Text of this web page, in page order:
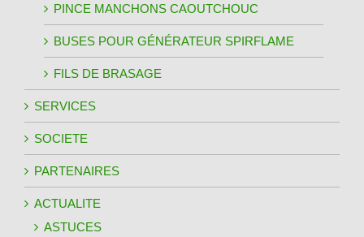
PINCE MANCHONS CAOUTCHOUC
BUSES POUR GÉNÉRATEUR SPIRFLAME
FILS DE BRASAGE
SERVICES
SOCIETE
PARTENAIRES
ACTUALITE
ASTUCES